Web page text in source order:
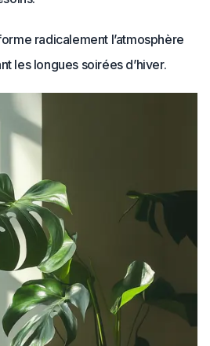
radicalement l’atmosphère
les longues soirées d’hiver.